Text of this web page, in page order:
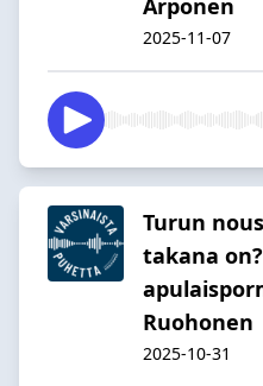
2025-11-07
Turun
takana
Ruohonen
2025-10-31